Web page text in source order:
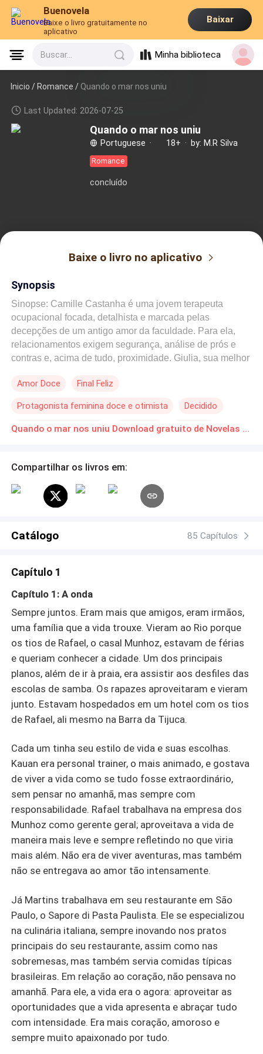
Buenovela
Baixe o livro gratuitamente no
aplicativo
Baixar
Buscar... Minha biblioteca
Inicio /Romance / Quando o mar nos uniu
Last Updated: 2026-07-25
Quando o mar nos uniu
Portuguese · 18+ · by: M.R Silva
Romance
concluído
Baixe o livro no aplicativo
Synopsis
Sinopse: Camille Castanha é uma jovem terapeuta
ocupacional focada, detalhista e marcada pelas
decepções de um antigo amor da faculdade. Para ela,
relacionamentos exigem segurança, análise de prós e
contras e, acima de tudo, proximidade. Giulia, sua melhor
independente que cria a filha pequena sozinha após ter
fechar as portas do coração para proteger sua rotina. Mas
o destino tem seus próprios planos. Durante um caótico
"caixote" no mar da Barra da Tijuca, Camille cai
cozinha paulista, romântico e intenso, que vive o
presente com o coração aberto. Junto com ele estão seus
gerente geral Rafael, que logo se encanta pelo jeito
conexão profunda. De volta à rotina, eles precisam
Paulo e Rio de Janeiro, os traumas do passado, o medo
de novas perdas e os planos de futuro. Entre encontros
inesperados, shows de pagode inesquecíveis e beijos
debaixo da chuva, eles descobrirão que, mesmo quando
o coração está ferido, existem recomeços que valem a
pena seguir. Uma história emocionante sobre amizade,
hora exata de unir duas vidas.
Amor Doce Final Feliz
Protagonista feminina doce e otimista Decidido
Amor à Primeira Vista Inteligente Amor Dói Quando o mar nos uniu Download gratuito de Novelas Online em PDF
Compartilhar os livros em:
Catálogo 85 Capítulos
Capítulo 1
Capítulo 1: A onda
Sempre juntos. Eram mais que amigos, eram irmãos,
uma família que a vida trouxe. Vieram ao Rio porque
os tios de Rafael, o casal Munhoz, estavam de férias
e queriam conhecer a cidade. Um dos principais
planos, além de ir à praia, era assistir aos desfiles das
escolas de samba. Os rapazes aproveitaram e vieram
junto. Estavam hospedados em um hotel com os tios
de Rafael, ali mesmo na Barra da Tijuca.
Cada um tinha seu estilo de vida e suas escolhas.
Kauan era personal trainer, o mais animado, e gostava
de viver a vida como se tudo fosse extraordinário,
sem pensar no amanhã, mas sempre com
responsabilidade. Rafael trabalhava na empresa dos
Munhoz como gerente geral; aproveitava a vida de
maneira mais leve e sempre refletindo no que viria
mais além. Não era de viver aventuras, mas também
não se entregava ao amor tão intensamente.
Já Martins trabalhava em seu restaurante em São
Paulo, o Sapore di Pasta Paulista. Ele se especializou
na culinária italiana, sempre inovando nos pratos
principais do seu restaurante, assim como nas
sobremesas, mas também servia comidas típicas
brasileiras. Em relação ao coração, não pensava no
amanhã. Para ele, a vida era o agora: aproveitar as
oportunidades que a vida apresenta e abraçar tudo
com intensidade. Era mais coração, amoroso e
sempre muito apaixonado por tudo.